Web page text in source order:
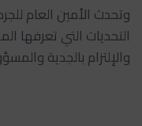
وتحدث الأمين العام
التحديات التي تعرفها
والإلتزام بالجدية